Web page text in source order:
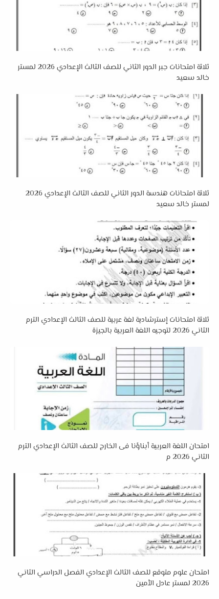
ثلاثة امتحانات جبر الدور الثاني للصف الثالث الإعدادي 2026 لمستر
خالد سعيد
ثلاثة امتحانات هندسة الدور الثاني للصف الثالث الإعدادي 2026
لمستر خالد سعيد
ثلاثة امتحانات إسترشادية لغة عربية للصف الثالث الإعدادي الترم
الثاني 2026 لتوجيه اللغة العربية بالجيزة
امتحان اللغة العربية أبناؤنا فى الخارج للصف الثالث الإعدادي الترم
الثاني 2026 م
امتحان علوم متوقع للصف الثالث الإعدادي الفصل الدراسي الثاني
2026 لمستر عادل الأمين